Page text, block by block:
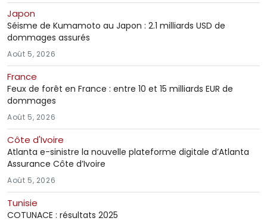
Japon
Séisme de Kumamoto au Japon : 2.1 milliards USD de
dommages assurés
Août 5, 2026
France
Feux de forêt en France : entre 10 et 15 milliards EUR de
dommages
Août 5, 2026
Côte d'Ivoire
Atlanta e-sinistre la nouvelle plateforme digitale d’Atlanta
Assurance Côte d’Ivoire
Août 5, 2026
Tunisie
COTUNACE : résultats 2025